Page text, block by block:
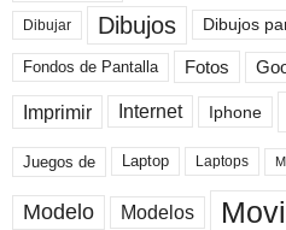
Dibujar Dibujos Dibujos
Fondos de Pantalla Fotos
Imprimir Internet Iphone
Juegos de Laptop Laptops
Modelo Modelos